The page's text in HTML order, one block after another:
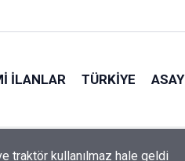
İLANLAR TÜRKİYE
traktör kullanılmaz hale geldi